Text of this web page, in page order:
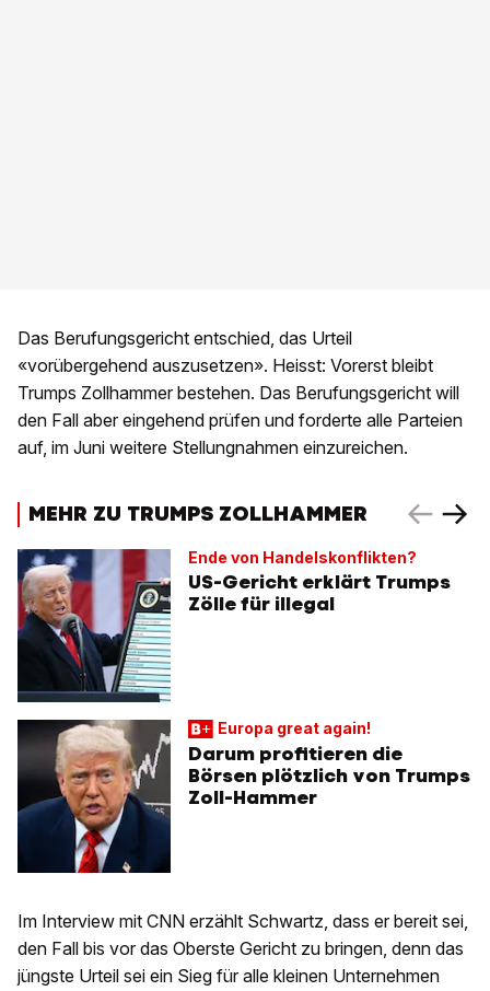
Das Berufungsgericht entschied, das Urteil
«vorübergehend auszusetzen». Heisst: Vorerst bleibt
Trumps Zollhammer bestehen. Das Berufungsgericht will
den Fall aber eingehend prüfen und forderte alle Parteien
auf, im Juni weitere Stellungnahmen einzureichen.
MEHR ZU TRUMPS ZOLLHAMMER
Ende von Handelskonflikten?
US-Gericht erklärt Trumps
Zölle für illegal
Europa great again!
Darum profitieren die
Börsen plötzlich von Trumps
Zoll-Hammer
Im Interview mit CNN erzählt Schwartz, dass er bereit sei,
den Fall bis vor das Oberste Gericht zu bringen, denn das
jüngste Urteil sei ein Sieg für alle kleinen Unternehmen